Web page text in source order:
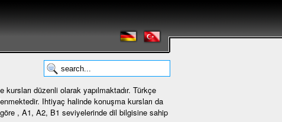
düzenli olarak yapılmaktadır. Türkçe
Ihtiyaç halinde konuşma kursları da
göre , A1, A2, B1 seviyelerinde dil bilgisine sahip